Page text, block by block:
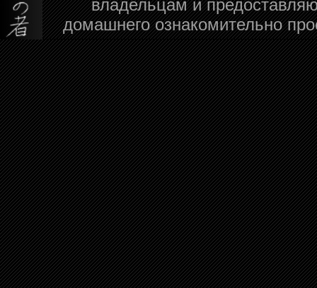
владельцам и
домашнего ознакомительно